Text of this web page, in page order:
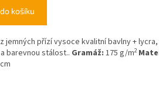
košíku
jemných přízí vysoce kvalitní bavlny +
barevnou stálost.. Gramáž: 175 g/m2